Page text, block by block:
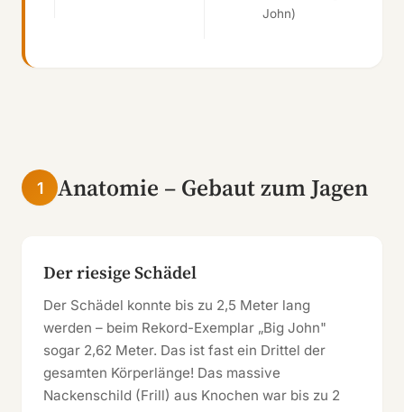
John)
1 Anatomie – Gebaut zum Jagen
Der riesige Schädel
Der Schädel konnte bis zu 2,5 Meter lang
werden – beim Rekord-Exemplar „Big John"
sogar 2,62 Meter. Das ist fast ein Drittel der
gesamten Körperlänge! Das massive
Nackenschild (Frill) aus Knochen war bis zu 2